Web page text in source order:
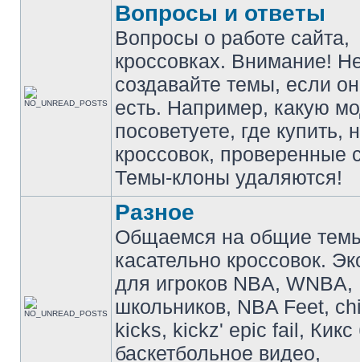
Вопросы и ответы
Вопросы о работе сайта,
кроссовках. Внимание!
создавайте темы, если
есть. Например, какую
посоветуете, где купить,
кроссовок, проверенные
Темы-клоны удаляются!
Разное
Общаемся на общие
касательно кроссовок.
для игроков NBA, WNBA,
школьников, NBA Feet,
kicks, kickz' epic fail, Кикс
баскетбольное видео,